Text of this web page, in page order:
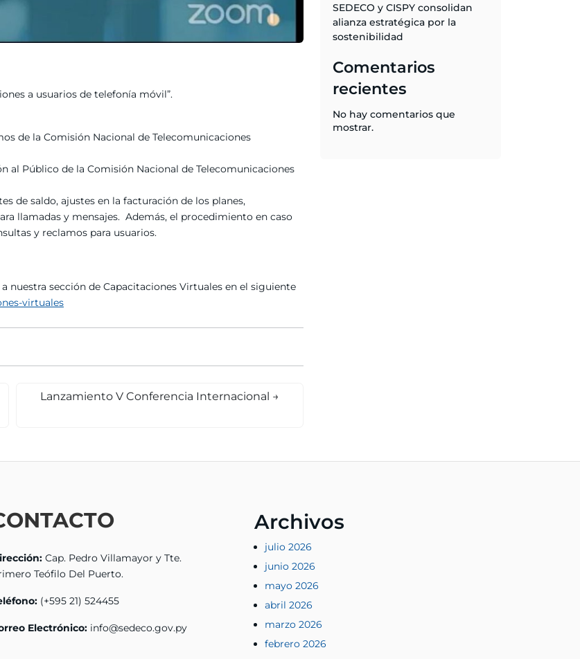
a usuarios de telefonía móvil”.
de la Comisión Nacional de Telecomunicaciones
al Público de la Comisión Nacional de Telecomunicaciones
de saldo, ajustes en la facturación de los planes,
llamadas y mensajes. Además, el procedimiento en caso
y reclamos para usuarios.
nuestra sección de Capacitaciones Virtuales en el siguiente
virtuales
Lanzamiento V Conferencia Internacional →
SEDECO y CISPY consolidan
alianza estratégica por la
sostenibilidad
Comentarios
recientes
No hay comentarios que
mostrar.
Cap. Pedro Villamayor y Tte.
Teófilo Del Puerto.
(+595 21) 524455
Electrónico: info@sedeco.gov.py
Archivos
julio 2026
junio 2026
mayo 2026
abril 2026
marzo 2026
febrero 2026